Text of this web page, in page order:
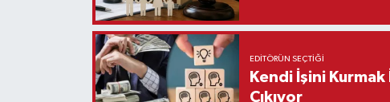
EDITÖRÜN SEÇTIĞI
Kendi İşini
Çıkıyor